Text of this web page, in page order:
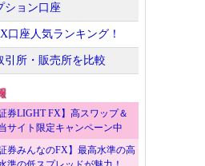
ション口座
口座人気ランキング！
引所・販売所を比較
券LIGHT FX】高スワップ＆
サイト限定キャンペーン中
券みんなのFX】最高水準の高